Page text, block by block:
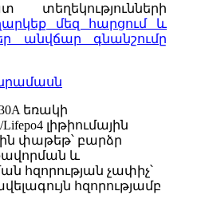
տեղեկությունների
մեզ հարցում և
անվճար գնանշումը